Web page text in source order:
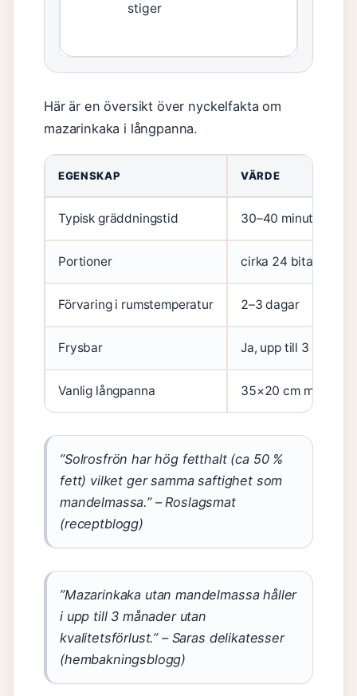
stiger
Här är en översikt över nyckelfakta om
mazarinkaka i långpanna.
Snabb fakta om mazarinkaka i långpanna
EGENSKAP VÄRDE
Typisk gräddningstid 30–40 minuter i
Portioner cirka 24 bitar
Förvaring i rumstemperatur 2–3 dagar
Frysbar Ja, upp till 3
Vanlig långpanna 35×20 cm med
”Solrosfrön har hög fetthalt (ca 50 %
fett) vilket ger samma saftighet som
mandelmassa.” – Roslagsmat
(receptblogg)
”Mazarinkaka utan mandelmassa håller
i upp till 3 månader utan
kvalitetsförlust.” – Saras delikatesser
(hembakningsblogg)